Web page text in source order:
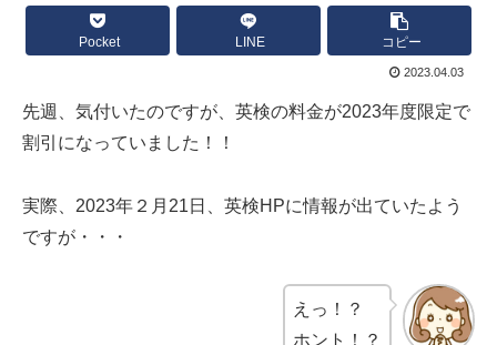
Pocket LINE コピー
2023.04.03
先週、気付いたのですが、英検の料金が2023年度限定で
割引になっていました！！
実際、2023年２月21日、英検HPに情報が出ていたよう
ですが・・・
えっ！？
ホント！？